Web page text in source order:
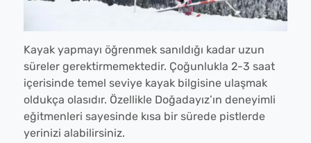
Kayak yapmayı öğrenmek sanıldığı kadar uzun
süreler gerektirmemektedir. Çoğunlukla 2-3 saat
içerisinde temel seviye kayak bilgisine ulaşmak
oldukça olasıdır. Özellikle Doğadayız’ın deneyimli
eğitmenleri sayesinde kısa bir sürede pistlerde
yerinizi alabilirsiniz.